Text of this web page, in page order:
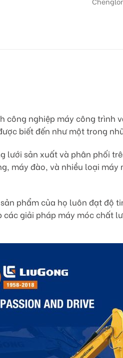
nghiệp máy công trình
biết đến như một trong
lưới sản xuất và phân phối
máy đào, và nhiều loại
phẩm của họ luôn đạt độ
giải pháp máy móc chất